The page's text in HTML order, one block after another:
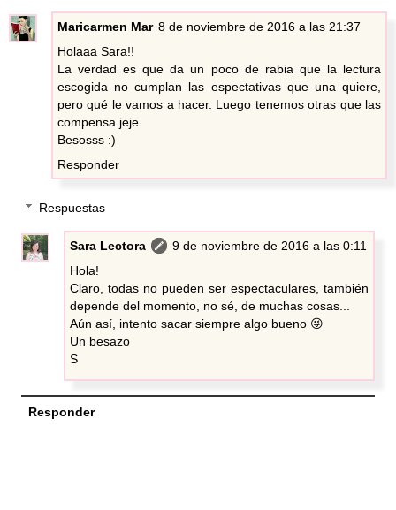
Maricarmen Mar 8 de noviembre de 2016 a las 21:37
Holaaa Sara!!
La verdad es que da un poco de rabia que la lectura
escogida no cumplan las espectativas que una quiere,
pero qué le vamos a hacer. Luego tenemos otras que las
compensa jeje
Besosss :)
Responder
Respuestas
Sara Lectora
9 de noviembre de 2016 a las 0:11
Hola!
Claro, todas no pueden ser espectaculares, también
depende del momento, no sé, de muchas cosas...
Aún así, intento sacar siempre algo bueno 😜
Un besazo
S
Responder